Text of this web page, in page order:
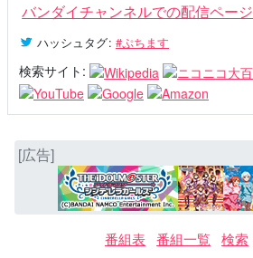
バンダイチャンネルでの配信ページ
ハッシュタグ: #ぷちます
検索サイト:
[広告]
番組表 番組一覧 検索